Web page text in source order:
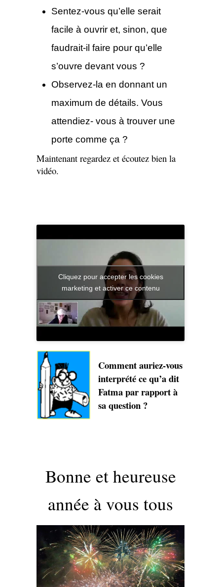
Sentez-vous qu’elle serait
facile à ouvrir et, sinon, que
faudrait-il faire pour qu’elle
s’ouvre devant vous ?
Observez-la en donnant un
maximum de détails. Vous
attendiez- vous à trouver une
porte comme ça ?
Maintenant regardez et écoutez bien la
vidéo.
Cliquez pour accepter les cookies
marketing et activer ce contenu
Comment auriez-vous
interprété ce qu’a dit
Fatma par rapport à
sa question ?
Bonne et heureuse
année à vous tous